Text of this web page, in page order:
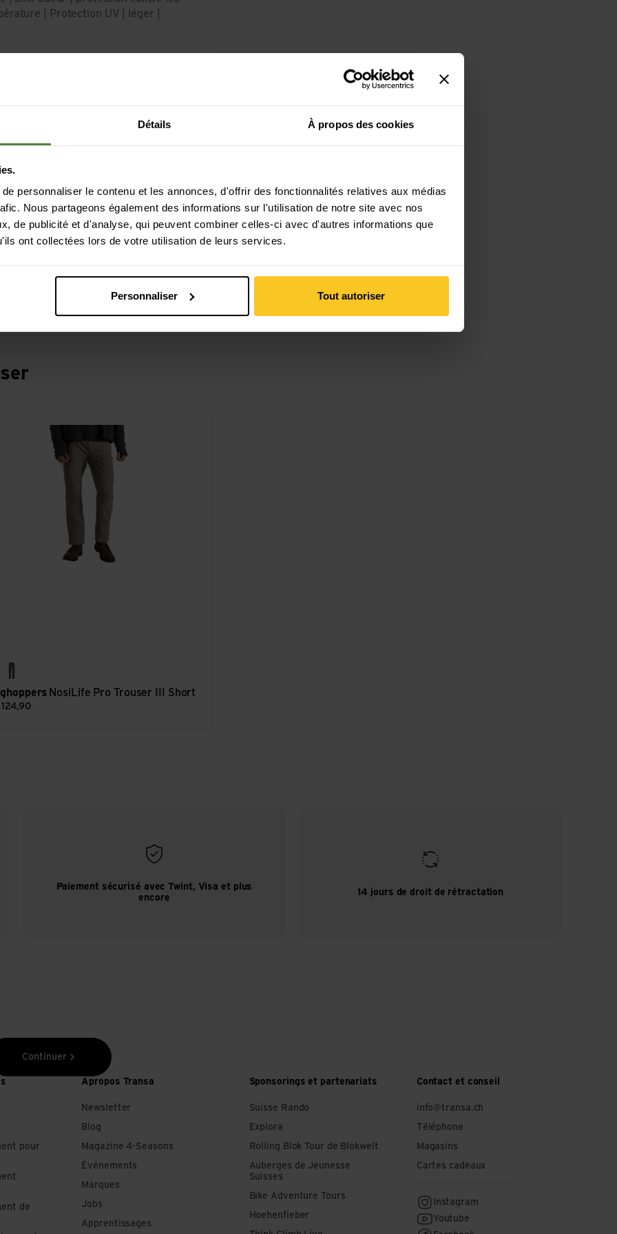
Détails À propos des cookies
personnaliser le contenu et les annonces, d'offrir des fonctionnalités relatives aux médias
Nous partageons également des informations sur l'utilisation de notre site avec nos
de publicité et d'analyse, qui peuvent combiner celles-ci avec d'autres informations que
ont collectées lors de votre utilisation de leurs services.
Personnaliser Tout autoriser
| Protection UV | léger |
woodland green
NosiLife Pro Trouser III Short
124,90
Paiement sécurisé avec Twint, Visa et plus
encore
14 jours de droit de rétractation
Continuer
pour
de
Apropos Transa
Newsletter
Blog
Magazine 4-Seasons
Événements
Marques
Jobs
Apprentissages
Sponsorings et partenariats
Suisse Rando
Explora
Rolling Blok Tour de Blokwelt
Auberges de Jeunesse
Suisses
Bike Adventure Tours
Hoehenfieber
Contact et conseil
info@transa.ch
Téléphone
Magasins
Cartes cadeaux
Instagram
Youtube